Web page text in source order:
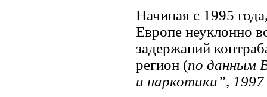
Начиная с 1995
Европе неуклонно
задержаний
регион (по данным
и наркотики”, 1997